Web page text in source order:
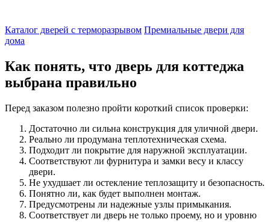
Каталог дверей с терморазрывом Премиальные двери для
дома
Как понять, что дверь для коттеджа
выбрана правильно
Перед заказом полезно пройти короткий список проверки:
Достаточно ли сильна конструкция для уличной двери.
Реально ли продумана теплотехническая схема.
Подходит ли покрытие для наружной эксплуатации.
Соответствуют ли фурнитура и замки весу и классу
двери.
Не ухудшает ли остекление теплозащиту и безопасность.
Понятно ли, как будет выполнен монтаж.
Предусмотрены ли надежные узлы примыкания.
Соответствует ли дверь не только проему, но и уровню